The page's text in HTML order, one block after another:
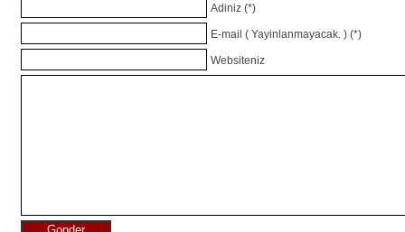
Adiniz (*)
E-mail ( Yayinlanmayacak. ) (*)
Websiteniz